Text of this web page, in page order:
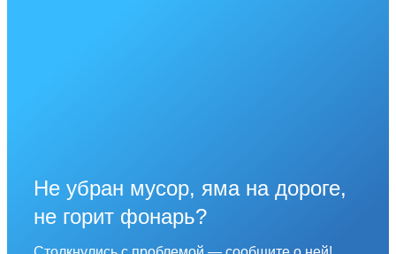
Не убран мусор, яма на дороге,
не горит фонарь?